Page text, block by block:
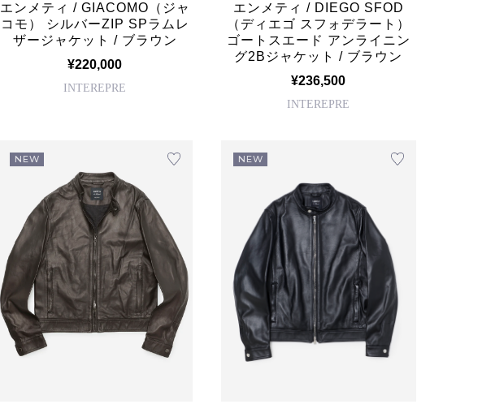
エンメティ / GIACOMO（ジャ
コモ） シルバーZIP SPラムレ
ザージャケット / ブラウン
¥220,000
INTEREPRE
エンメティ / DIEGO SFOD
（ディエゴ スフォデラート）
ゴートスエード アンライニン
グ2Bジャケット / ブラウン
¥236,500
INTEREPRE
NEW NEW